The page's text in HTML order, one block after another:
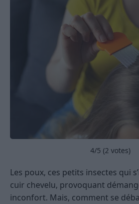
4/5 (2 votes)
Les poux, ces petits insectes qui
cuir chevelu, provoquant
inconfort. Mais, comment se